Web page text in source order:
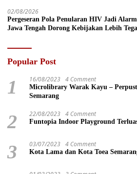
02/08/2026
Pergeseran Pola Penularan HIV Jadi
Jawa Tengah Dorong Kebijakan Lebih
Popular Post
1 16/08/2023 4 Comment
Microlibrary Warak Kayu –
Semarang
2 22/08/2023 4 Comment
Funtopia Indoor Playground
3 03/07/2023 4 Comment
Kota Lama dan Kota Toea